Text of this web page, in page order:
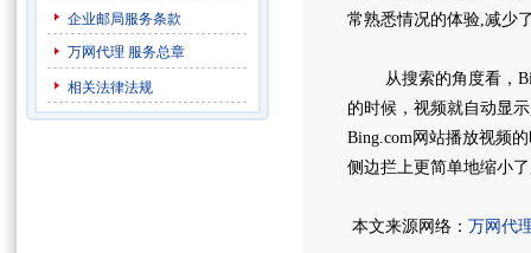
企业邮局服务条款
万网代理 服务总章
相关法律法规
常熟悉情况的体验,减少
从搜索的角度看，
的时候，视频就自动显
Bing.com网站播放视频
侧边拦上更简单地缩小
本文来源网络： 万网代